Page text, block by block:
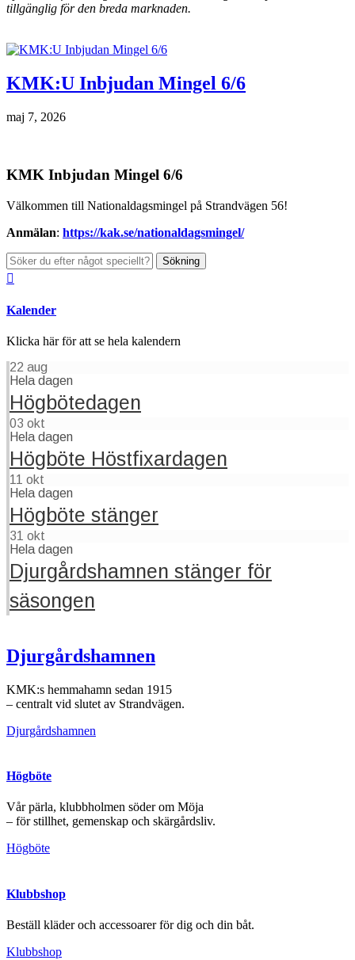
tillgänglig för den breda marknaden.
KMK:U Inbjudan Mingel 6/6
maj 7, 2026
KMK Inbjudan Mingel 6/6
Välkommen till Nationaldagsmingel på Strandvägen 56!
Anmälan: https://kak.se/nationaldagsmingel/
Sök
efter:

Kalender
Klicka här för att se hela kalendern
22 aug
Hela dagen
Högbötedagen
03 okt
Hela dagen
Högböte Höstfixardagen
11 okt
Hela dagen
Högböte stänger
31 okt
Hela dagen
Djurgårdshamnen stänger för
säsongen
Djurgårdshamnen
KMK:s hemmahamn sedan 1915
– centralt vid slutet av Strandvägen.
Djurgårdshamnen
Högböte
Vår pärla, klubbholmen söder om Möja
– för stillhet, gemenskap och skärgårdsliv.
Högböte
Klubbshop
Beställ kläder och accessoarer för dig och din båt.
Klubbshop